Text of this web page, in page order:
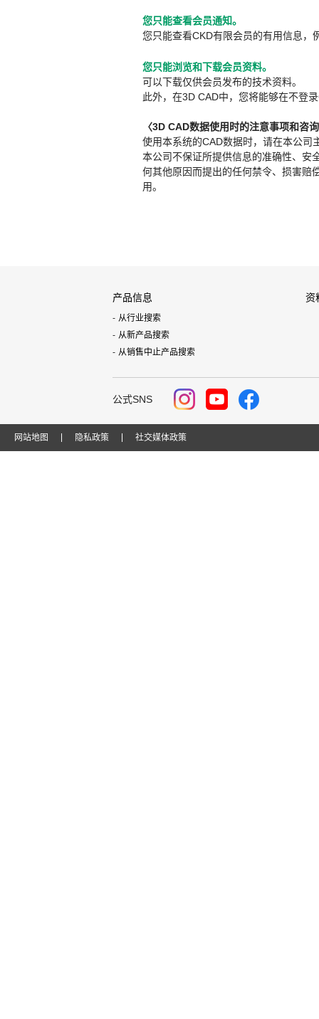
您只能查看会员通知。
您只能查看CKD有限会员的有用信息，
您只能浏览和下载会员资料。
可以下载仅供会员发布的技术资料。
此外，在3D CAD中，您将能够在不登
〈3D CAD数据使用时的注意事项和咨
使用本系统的CAD数据时，请在本公司
本公司不保证所提供信息的准确性、安
何其他原因而提出的任何禁令、损害赔
用。
产品信息
从行业搜索
从新产品搜索
从销售中止产品搜索
资
公式SNS
网站地图 隐私政策 社交媒体政策